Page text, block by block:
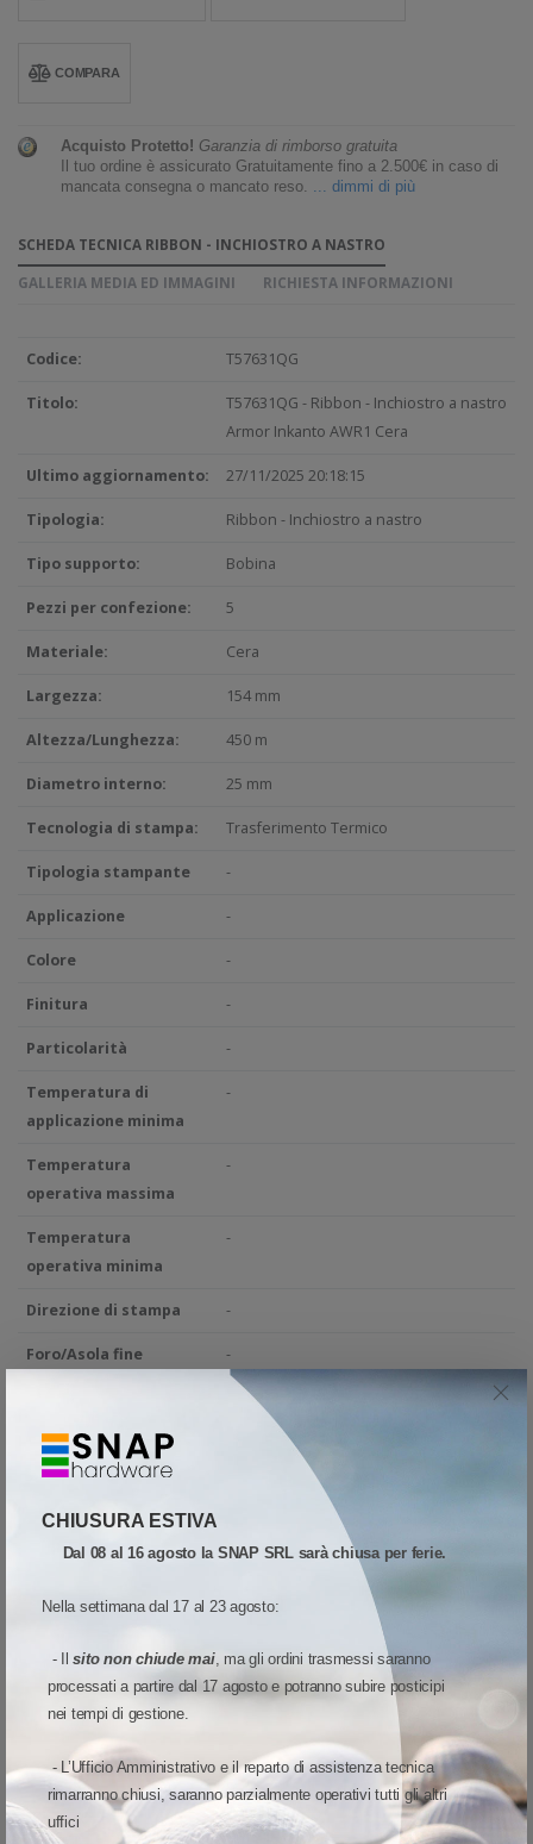
CHIUSURA ESTIVA
Dal 08 al 16 agosto la SNAP SRL sarà chiusa per ferie.
Nella settimana dal 17 al 23 agosto:
- Ilsito non chiude mai, ma gli ordini trasmessi saranno
processati a partire dal 17 agosto e potranno subire posticipi
nei tempi di gestione.
- L’Ufficio Amministrativo e il reparto di assistenza tecnica
rimarranno chiusi, saranno parzialmente operativi tutti gli altri
uffici
COMPARA
Acquisto Protetto! Garanzia di rimborso gratuita
Il tuo ordine è assicurato Gratuitamente fino a 2.500€ in caso di
mancata consegna o mancato reso. ... dimmi di più
SCHEDA TECNICA RIBBON - INCHIOSTRO A NASTRO
GALLERIA MEDIA ED IMMAGINI
RICHIESTA INFORMAZIONI
Codice: T57631QG
Titolo:
T57631QG - Ribbon - Inchiostro a nastro
Armor Inkanto AWR1 Cera
Ultimo aggiornamento: 27/11/2025 20:18:15
Tipologia: Ribbon - Inchiostro a nastro
Tipo supporto: Bobina
Pezzi per confezione: 5
Materiale: Cera
Largezza: 154 mm
Altezza/Lunghezza: 450 m
Diametro interno: 25 mm
Tecnologia di stampa: Trasferimento Termico
Tipologia stampante -
Applicazione -
Colore -
Finitura -
Particolarità -
Temperatura di
applicazione minima
-
Temperatura
operativa massima
-
Temperatura
operativa minima
-
Direzione di stampa -
Foro/Asola fine
-
Interna
Numero per pezzo
Piega ogni
Piste -
Stampe per ribbon -
Testine compatibili: Testina piatta - Flat head
Tratteggio -
Forma -